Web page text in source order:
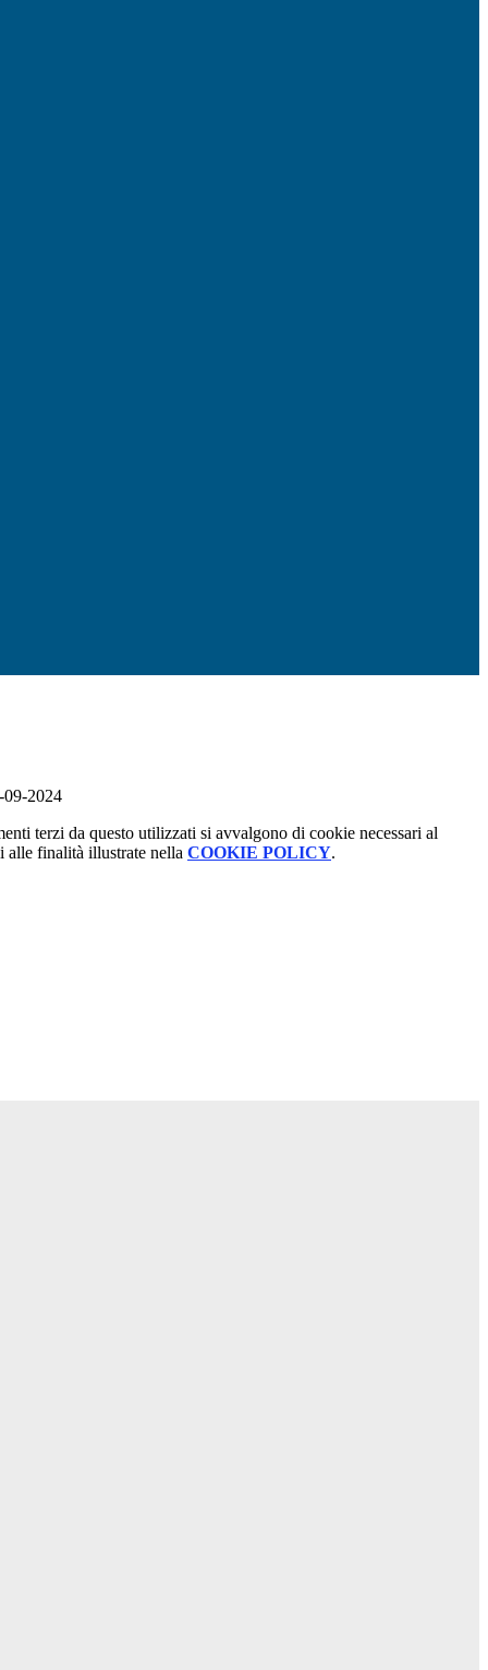
2024
terzi da questo utilizzati si avvalgono di cookie necessari al
alle finalità illustrate nella COOKIE POLICY.